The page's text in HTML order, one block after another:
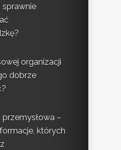
sprawnie
organizacji
dobrze
przemysłowa –
których